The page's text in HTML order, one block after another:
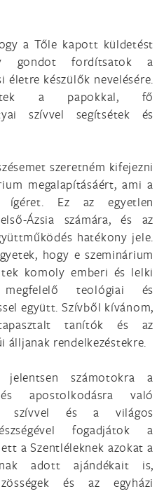
a Tőle kapott küldetést
gondot fordítsatok a
életre készülők nevelésére.
a papokkal, fő
szívvel segítsétek és
szeretném kifejezni
megalapításáért, ami a
ígéret. Ez az egyetlen
Ázsia számára, és az
hatékony jele.
hogy e szeminárium
komoly emberi és lelki
megfelelő teológiai és
együtt. Szívből kívánom,
tanítók és az
álljanak rendelkezéstekre.
számotokra a
apostolkodásra való
szívvel és a világos
fogadjátok a
a Szentléleknek azokat a
adott ajándékait is,
és az egyházi